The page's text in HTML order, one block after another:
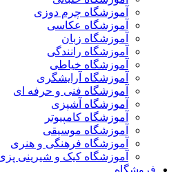
آموزشگاه چرم دوزی
آموزشگاه عکاسی
آموزشگاه زبان
آموزشگاه رانندگی
آموزشگاه خیاطی
آموزشگاه آرایشگری
آموزشگاه فنی و حرفه ای
آموزشگاه آشپزی
آموزشگاه کامپیوتر
آموزشگاه موسیقی
آموزشگاه فرهنگی و هنری
آموزشگاه کیک و شیرینی پزی